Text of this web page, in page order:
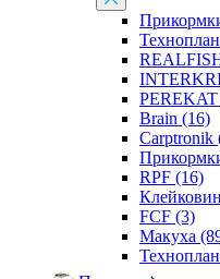
PEREKAT
Brain (16)
Carptronik
RPF (16)
FCF (3)
Макуха